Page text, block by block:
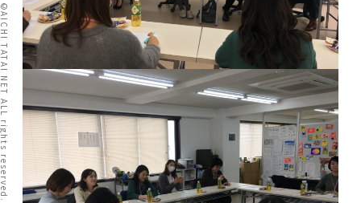
rights reserved.